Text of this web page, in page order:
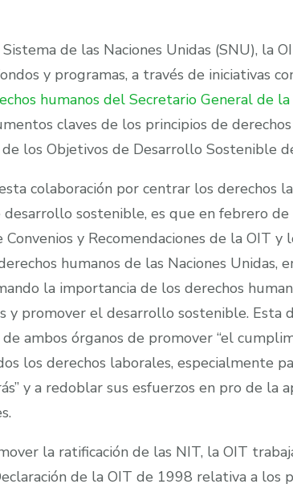
de las Naciones Unidas (SNU), la
y programas, a través de iniciativas
humanos del Secretario General de
claves de los principios de
los Objetivos de Desarrollo Sostenible
colaboración por centrar los derechos
desarrollo sostenible, es que en febrero
Convenios y Recomendaciones de la OIT
humanos de las Naciones Unidas,
la importancia de los derechos
y promover el desarrollo sostenible. Esta
ambos órganos de promover “el
los derechos laborales, especialmente
y a redoblar sus esfuerzos en pro de la
la ratificación de las NIT, la OIT
de la OIT de 1998 relativa a los